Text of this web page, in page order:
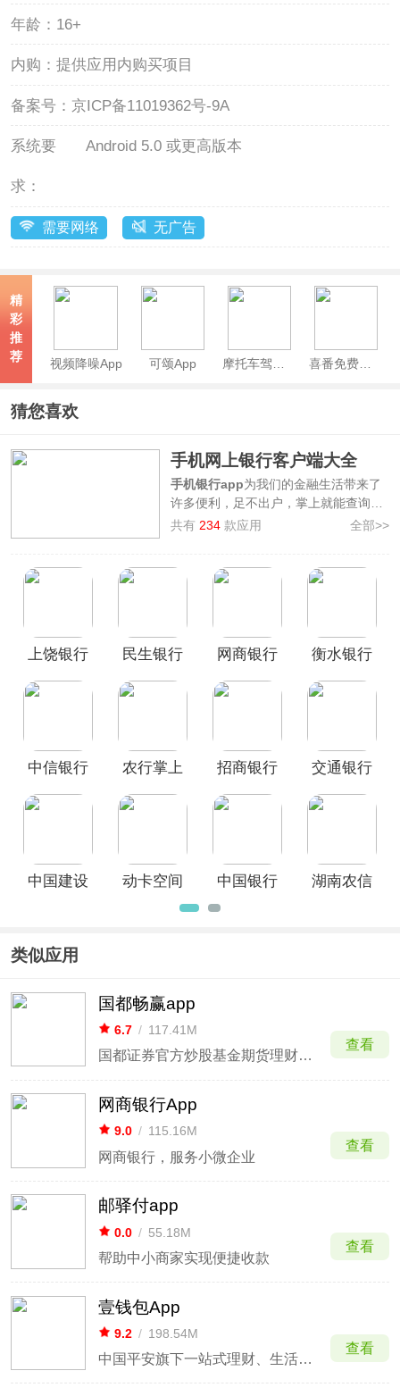
年龄： 16+
内购： 提供应用内购买项目
备案号： 京ICP备11019362号-9A
系统要
求：
Android 5.0 或更高版本
需要网络 无广告
精
彩
推
荐
视频降噪App 可颂App
猜您喜欢
手机网上银行客户端大全
手机银行app为我们的金融生活带来了
许多便利，足不出户，掌上就能查询办
理各大银行的相关业务。为了方便广大
载大全，其中汇集了五大银行以及全国
等。通过这些手机银行app，用户可以
随时随地办理业务咨询以及缴费等服务
全又便捷的操作，一站式办理业务，随
共有 234 款应用 全部>>
上饶银行
民生银行
网商银行
衡水银行
中信银行
农行掌上
招商银行
交通银行
中国建设
动卡空间
中国银行
湖南农信
类似应用
国都畅赢app
6.7 / 117.41M
国都证券官方炒股基金期货理财平台
查看
网商银行App
9.0 / 115.16M
网商银行，服务小微企业
查看
邮驿付app
0.0 / 55.18M
帮助中小商家实现便捷收款
查看
壹钱包App
9.2 / 198.54M
中国平安旗下一站式理财、生活消费平台
查看